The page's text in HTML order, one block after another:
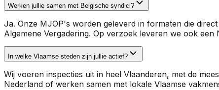
Werken jullie samen met Belgische syndici?
Ja. Onze MJOP's worden geleverd in formaten die
Algemene Vergadering. Op verzoek leveren we ook
In welke Vlaamse steden zijn jullie actief?
Wij voeren inspecties uit in heel Vlaanderen, met de
Nederland of werken samen met lokale Vlaamse